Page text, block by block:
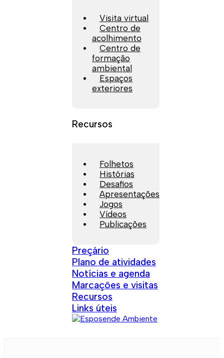
Visita virtual
Centro de
acolhimento
Centro de
formação
ambiental
Espaços
exteriores
Recursos
Folhetos
Histórias
Desafios
Apresentações
Jogos
Vídeos
Publicações
Preçário
Plano de atividades
Notícias e agenda
Marcações e visitas
Recursos
Links úteis